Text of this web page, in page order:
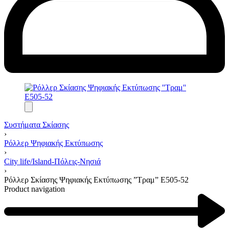
Συστήματα Σκίασης
›
Ρόλλερ Ψηφιακής Εκτύπωσης
›
City life/Island-Πόλεις-Νησιά
›
Ρόλλερ Σκίασης Ψηφιακής Εκτύπωσης ”Τραμ” Ε505-52
Product navigation